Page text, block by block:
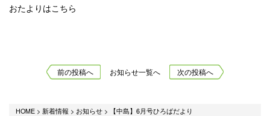
おたよりはこちら
前の投稿へ お知らせ一覧へ 次の投稿へ
HOME> 新着情報 > お知らせ> 【中島】6月号ひろばだより